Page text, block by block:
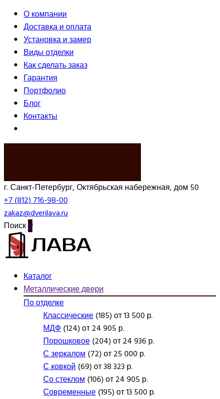
О компании
Доставка и оплата
Установка и замер
Виды отделки
Как сделать заказ
Гарантия
Портфолио
Блог
Контакты
г. Санкт-Петербург, Октябрьская набережная, дом 50
+7 (812) 716-98-00
zakaz@dverilava.ru
Поиск0
Каталог
Металлические двери
По отделке
Классические(185) от 13 500 р.
МДФ(124) от 24 905 р.
Порошковое(204) от 24 936 р.
С зеркалом(72) от 25 000 р.
С ковкой(69) от 38 323 р.
Со стеклом(106) от 24 905 р.
Современные(195) от 13 500 р.